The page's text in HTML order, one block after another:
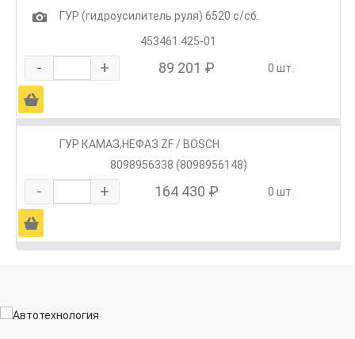
1
ГУР (гидроусилитель руля) 6520 с/сб.
453461.425-01
- + 89 201 ₽ 0 шт.
Ä
ГУР КАМАЗ,НЕФАЗ ZF / BOSCH
8098956338 (8098956148)
- + 164 430 ₽ 0 шт.
Ä